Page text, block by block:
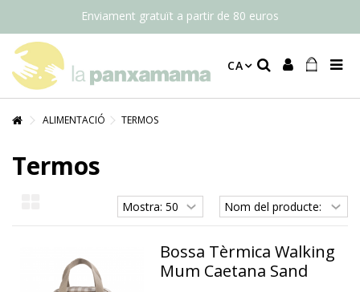
Enviament gratuït a partir de 80 euros
CA
ALIMENTACIÓ TERMOS
Termos
Bossa Tèrmica Walking
Mum Caetana Sand